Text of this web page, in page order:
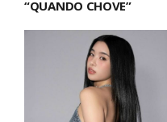
“QUANDO CHOVE”